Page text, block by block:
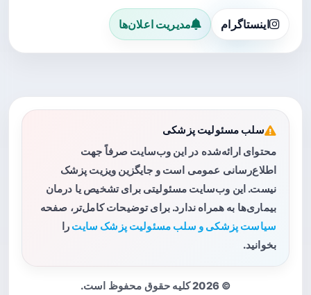
اینستاگرام مدیریت اعلان‌ها
سلب مسئولیت پزشکی
محتوای ارائه‌شده در این وب‌سایت صرفاً جهت
اطلاع‌رسانی عمومی است و جایگزین ویزیت پزشک
نیست. این وب‌سایت مسئولیتی برای تشخیص یا درمان
بیماری‌ها به همراه ندارد. برای توضیحات کامل‌تر، صفحه
سیاست پزشکی و سلب مسئولیت پزشک سایت را
بخوانید.
© 2026 کلیه حقوق محفوظ است.